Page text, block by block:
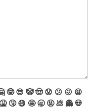
🤓 😎 🤡🤠 😟 😕 😖 😫
🤮 🤧 😷 🤩 🥱 🤬 💩 👻 💀